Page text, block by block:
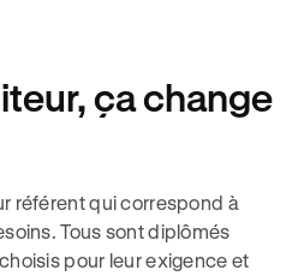
ça change
référent qui correspond à
Tous sont diplômés
pour leur exigence et